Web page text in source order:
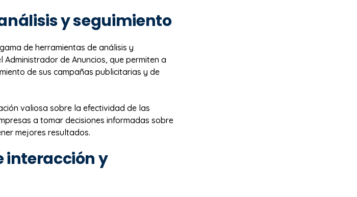
y seguimiento
de herramientas de análisis y
de Anuncios, que permiten a
de sus campañas publicitarias y de
valiosa sobre la efectividad de las
a tomar decisiones informadas sobre
mejores resultados.
interacción y